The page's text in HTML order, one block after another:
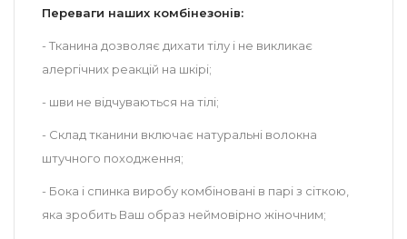
Переваги наших комбінезонів:
- Тканина дозволяє дихати тілу і не викликає
алергічних реакцій на шкірі;
- шви не відчуваються на тілі;
- Склад тканини включає натуральні волокна
штучного походження;
- Бока і спинка виробу комбіновані в парі з сіткою,
яка зробить Ваш образ неймовірно жіночним;